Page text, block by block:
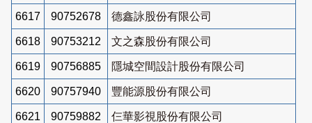
6617 90752678 德鑫詠股份有限公司
6618 90753212 文之森股份有限公司
6619 90756885 隱城空間設計股份有限公司
6620 90757940 豐能源股份有限公司
6621 90759882 仨華影視股份有限公司